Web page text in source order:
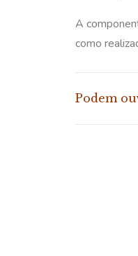
A
como
Podem